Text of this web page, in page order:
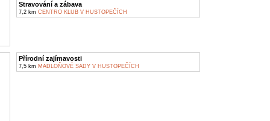
Stravování a zábava
7,2 km CENTRO KLUB V HUSTOPEČÍCH
Přírodní zajímavosti
7,5 km MADLOŇOVÉ SADY V HUSTOPEČÍCH